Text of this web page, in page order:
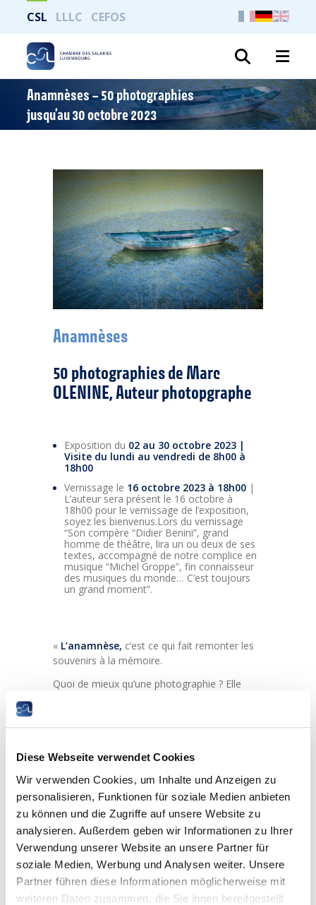
Diese Webseite verwendet Cookies
Wir verwenden Cookies, um Inhalte und Anzeigen zu
personalisieren, Funktionen für soziale Medien anbieten
zu können und die Zugriffe auf unsere Website zu
analysieren. Außerdem geben wir Informationen zu Ihrer
Verwendung unserer Website an unsere Partner für
soziale Medien, Werbung und Analysen weiter. Unsere
Partner führen diese Informationen möglicherweise mit
weiteren Daten zusammen, die Sie ihnen bereitgestellt
CSL LLLC CEFOS
Anamnèses – 50 photographies
jusqu’au 30 octobre 2023
Anamnèses
50 photographies de Marc
OLENINE,Auteur photopgraphe
Exposition du 02 au 30 octobre 2023 |
Visite du lundi au vendredi de 8h00 à
18h00
Vernissage le 16 octobre 2023 à 18h00|
L’auteur sera présent le 16 octobre à
18h00 pour le vernissage de l’exposition,
soyez les bienvenus.Lors du vernissage
“Son compère “Didier Benini”, grand
homme de théâtre, lira un ou deux de ses
textes, accompagné de notre complice en
musique “Michel Groppe”, fin connaisseur
des musiques du monde… C’est toujours
un grand moment”.
« L’anamnèse, c’est ce qui fait remonter les
souvenirs à la mémoire.
Quoi de mieux qu’une photographie ? Elle
pensées en écho à votre histoire singulière.
Et pourtant, l’esprit humain est ainsi fait que
savoir comment, des parcelles d’évènements
concernant l’histoire de nos parents ou de
nos grands-parents sans que personne ne
nous en ait jamais parlé. Cela est
probablement cette part de l’esprit humain
que nous ne connaîtrons jamais mais qui
appartient à l’humanité toute entière.
C’est à cette part de l’esprit que s’adressent